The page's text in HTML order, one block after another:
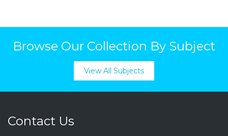
Browse Our Collection By Subject
View All Subjects
Contact Us